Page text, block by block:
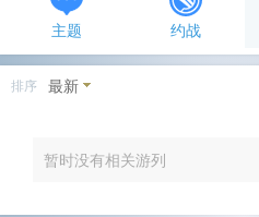
主题 约战
排序 最新
暂时没有相关游列